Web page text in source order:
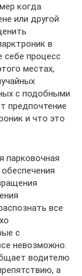
когда
или другой
в
себе процесс
местах,
с подобными
предпочтение
и что это
парковочная
все
с
невозможно.
водителю
а